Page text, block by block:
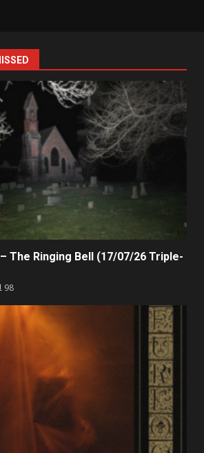
– The Ringing Bell (17/07/26 Triple-
98